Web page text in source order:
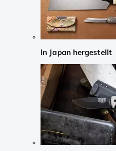
In Japan hergestellt